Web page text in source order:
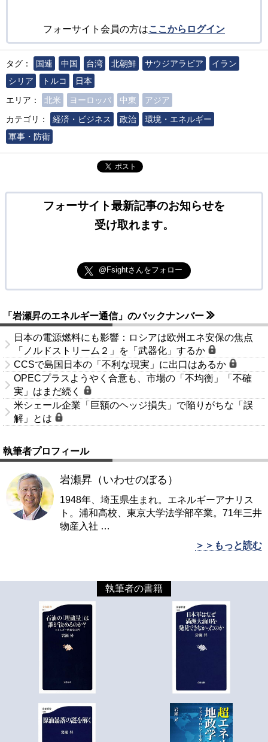
フォーサイト会員の方はここからログイン
タグ： 国連 中国 台湾 北朝鮮 サウジアラビア
イラン
シリア
トルコ
日本
エリア：
北米 ヨーロッパ 中東
アジア
カテゴリ：
経済・ビジネス 政治
環境・エネルギー
軍事・防衛
ポスト
フォーサイト最新記事のお知らせを
受け取れます。
@Fsightさんをフォロー
「岩瀬昇のエネルギー通信」のバックナンバー
日本の電源燃料にも影響：ロシアは欧州エネ安保の焦点
「ノルドストリーム２」を「武器化」するか
CCSで島国日本の「不利な現実」に出口はあるか
OPECプラスようやく合意も、市場の「不均衡」「不確
実」はまだ続く
米シェール企業「巨額のヘッジ損失」で陥りがちな「誤
解」とは
執筆者プロフィール
岩瀬昇（いわせのぼる）
1948年、埼玉県生まれ。エネルギーアナリス
ト。浦和高校、東京大学法学部卒業。71年三井
物産入社 …
＞＞もっと読む
執筆者の書籍